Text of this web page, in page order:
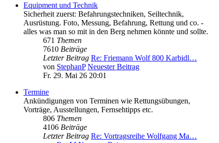
Equipment und Technik
Sicherheit zuerst: Befahrungstechniken, Seiltechnik,
Ausrüstung. Foto, Messung, Befahrung, Rettung und co. -
alles was man so mit in den Berg nehmen könnte und sollte.
671 Themen
7610 Beiträge
Letzter Beitrag Re: Friemann Wolf 800 Karbidl…
von StephanP Neuester Beitrag
Fr. 29. Mai 26 20:01
Termine
Ankündigungen von Terminen wie Rettungsübungen,
Vorträge, Ausstellungen, Fernsehtipps etc.
806 Themen
4106 Beiträge
Letzter Beitrag Re: Vortragsreihe Wolfgang Ma…